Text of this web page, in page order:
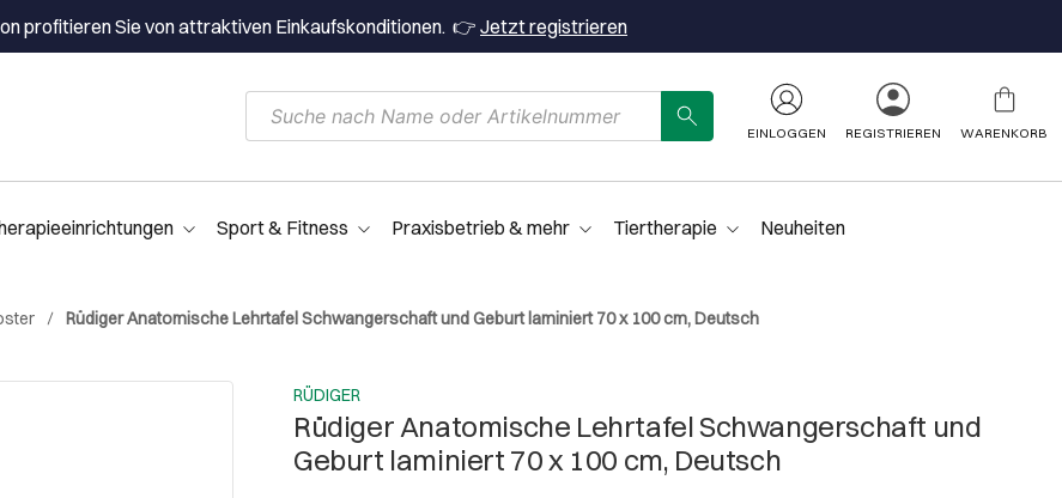
profitieren Sie von attraktiven Einkaufskonditionen. 👉 Jetzt registrieren
EINLOGGEN REGISTRIEREN WARENKORB
Sport & Fitness Praxisbetrieb & mehr Tiertherapie Neuheiten
Rüdiger Anatomische Lehrtafel Schwangerschaft und Geburt laminiert 70 x 100 cm, Deutsch
RÜDIGER
Rüdiger Anatomische Lehrtafel Schwangerschaft und
Geburt laminiert 70 x 100 cm, Deutsch